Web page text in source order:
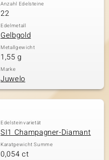
Anzahl Edelsteine
22
Edelmetall
Gelbgold
Metallgewicht
1,55 g
Marke
Juwelo
Edelsteinvarietät
SI1 Champagner-Diamant
Karatgewicht Summe
0,054 ct